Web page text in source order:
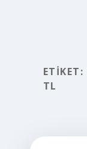
ETIKET:
TL